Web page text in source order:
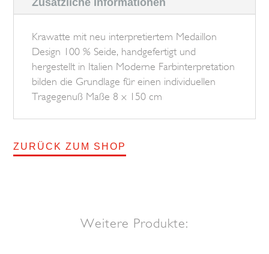
Zusätzliche Informationen
Krawatte mit neu interpretiertem Medaillon
Design 100 % Seide, handgefertigt und
hergestellt in Italien Moderne Farbinterpretation
bilden die Grundlage für einen individuellen
Tragegenuß Maße 8 x 150 cm
ZURÜCK ZUM SHOP
Weitere Produkte: